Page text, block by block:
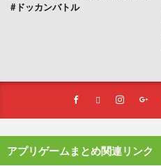
#ドッカンバトル
アプリゲームまとめ関連リンク